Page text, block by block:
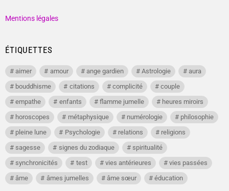
Mentions légales
ÉTIQUETTES
aimer amour ange gardien Astrologie
aura
bouddhisme
citations complicité
couple
empathe
enfants flamme jumelle
heures miroirs
horoscopes
métaphysique numérologie
philosophie
pleine lune
Psychologie relations
religions
sagesse
signes du zodiaque
spiritualité
synchronicités
test vies antérieures
vies passées
âme
âmes jumelles âme sœur éducation